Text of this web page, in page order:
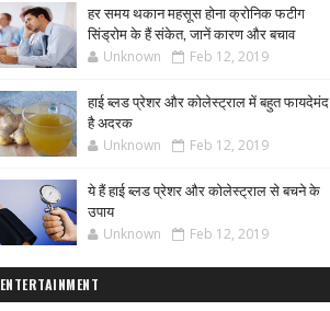
हर समय थकान महसूस होना क्रोनिक फटीग
सिंड्रोम के हैं संकेत, जानें कारण और बचाव
Unknown Feb 12, 2019
हाई ब्लड प्रेशर और कोलेस्ट्राल में बहुत फायदेमंद
है अदरक
Unknown Feb 12, 2019
ये हैं हाई ब्लड प्रेशर और कोलेस्ट्राल से बचने के
उपाय
Unknown Feb 12, 2019
ENTERTAINMENT